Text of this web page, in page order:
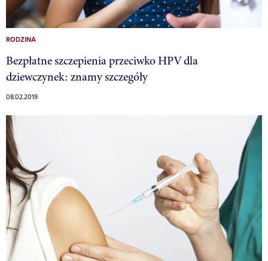
RODZINA
Bezpłatne szczepienia przeciwko HPV dla
dziewczynek: znamy szczegóły
08.02.2019